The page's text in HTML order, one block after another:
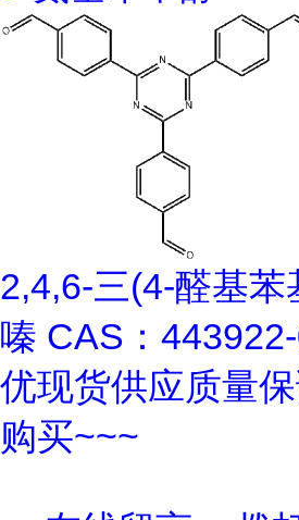
2,4,6-三(4-醛基苯
嗪 CAS：
优现货供应质量
购买~~~